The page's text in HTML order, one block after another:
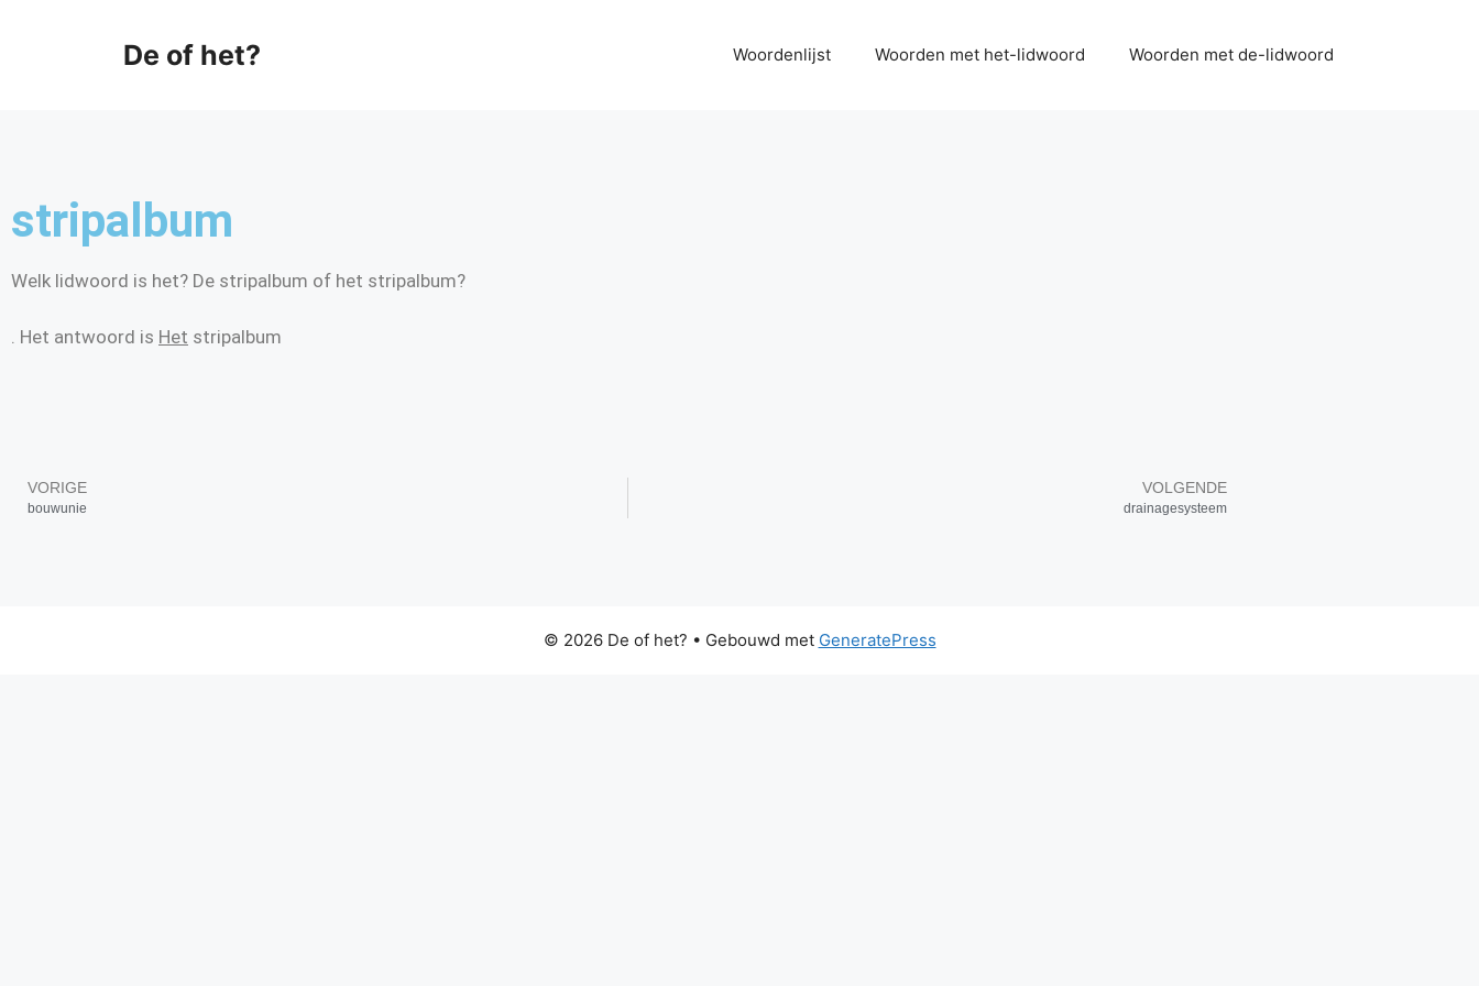
De of het? Woordenlijst Woorden met het-lidwoord Woorden met de-lidwoord
stripalbum
Welk lidwoord is het? De stripalbum of het stripalbum?
. Het antwoord is Het stripalbum
VORIGE
bouwunie
VOLGENDE
drainagesysteem
© 2026 De of het? • Gebouwd met GeneratePress